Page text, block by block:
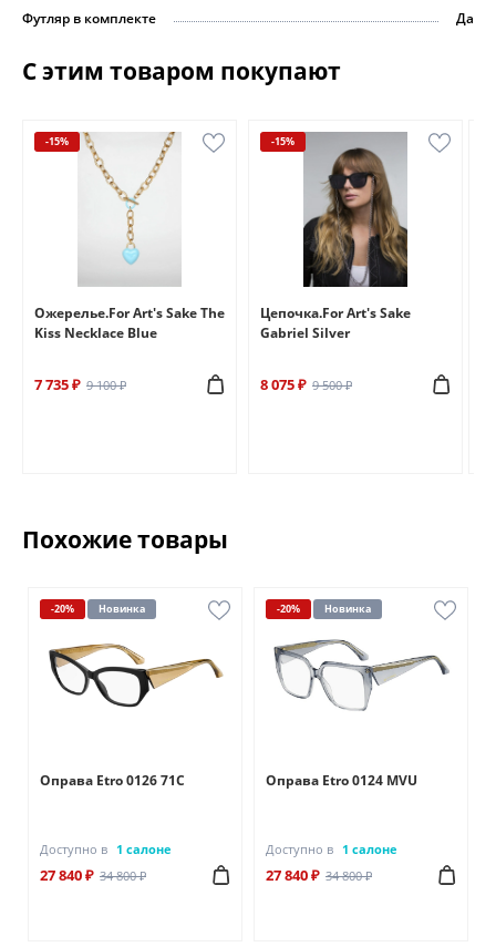
Футляр в комплекте
Да
С этим товаром покупают
-15%
Ожерелье.For Art's Sake The
Kiss Necklace Blue
7 735 ₽ 9 100 ₽
-15%
Цепочка.For Art's Sake
Gabriel Silver
8 075 ₽ 9 500 ₽
Похожие товары
-20% Новинка
Оправа Etro 0126 71C
Доступно в 1 салоне
27 840 ₽ 34 800 ₽
-20% Новинка
Оправа Etro 0124 MVU
Доступно в 1 салоне
27 840 ₽ 34 800 ₽